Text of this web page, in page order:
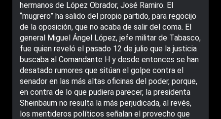
hermanos de López Obrador, José Ramiro. El
“mugrero” ha salido del propio partido, para regocijo
de la oposición, que no acaba de salir del coma. El
general Miguel Ángel López, jefe militar de Tabasco,
fue quien reveló el pasado 12 de julio que la justicia
buscaba al Comandante H y desde entonces se han
desatado rumores que sitúan el golpe contra el
senador en las más altas oficinas del poder, porque,
en contra de lo que pudiera parecer, la presidenta
Sheinbaum no resulta la más perjudicada, al revés,
los mentideros políticos señalan el provecho que